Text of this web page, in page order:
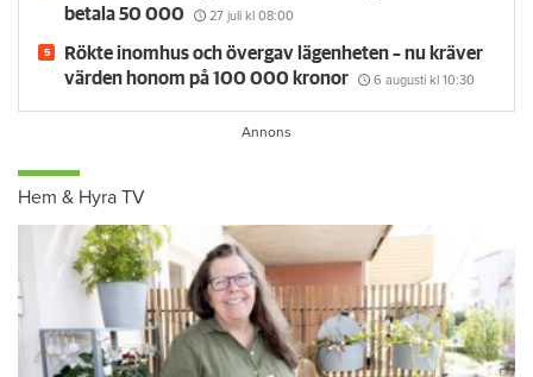
betala 50 000
27 juli kl 08:00
Rökte inomhus och övergav lägenheten – nu kräver
värden honom på 100 000 kronor
6 augusti kl 10:30
Hem & Hyra TV